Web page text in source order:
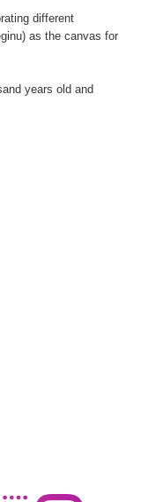
different
as the canvas for
years old and